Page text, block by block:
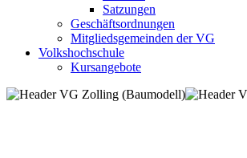
Satzungen
Geschäftsordnungen
Mitgliedsgemeinden der VG
Volkshochschule
Kursangebote